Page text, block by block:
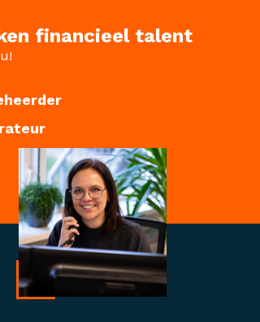
financieel talent